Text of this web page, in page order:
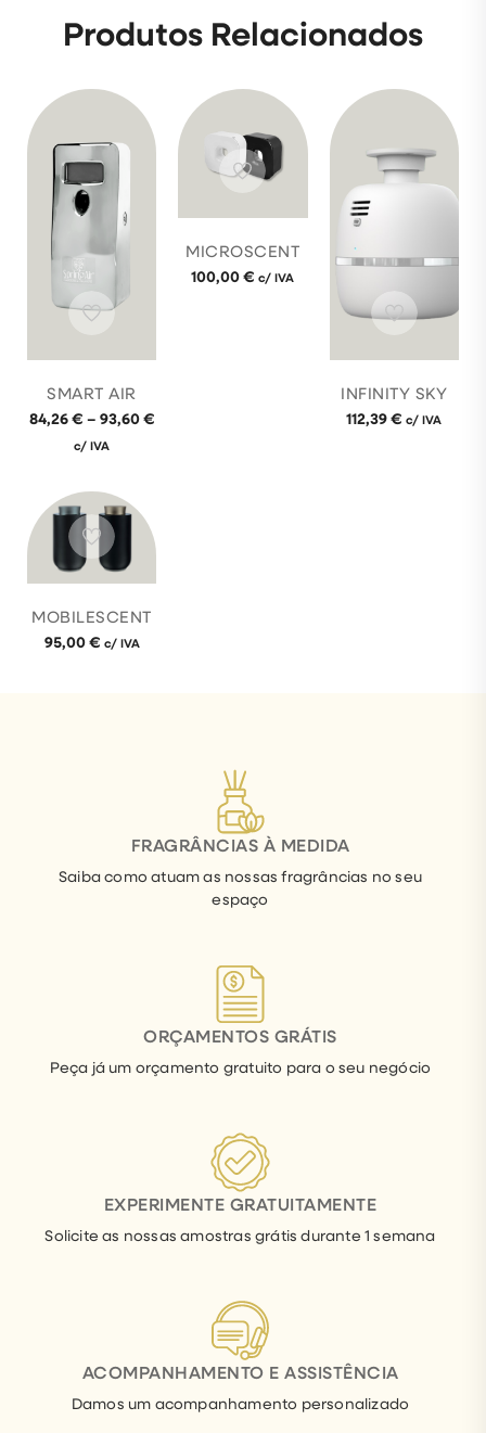
Produtos Relacionados
SMART AIR
84,26€ – 93,60€
c/ IVA
MICROSCENT
100,00€ c/ IVA
INFINITY SKY
112,39€ c/ IVA
MOBILESCENT
95,00€ c/ IVA
FRAGRÂNCIAS À MEDIDA
Saiba como atuam as nossas fragrâncias no seu
espaço
ORÇAMENTOS GRÁTIS
Peça já um orçamento gratuito para o seu negócio
EXPERIMENTE GRATUITAMENTE
Solicite as nossas amostras grátis durante 1 semana
ACOMPANHAMENTO E ASSISTÊNCIA
Damos um acompanhamento personalizado